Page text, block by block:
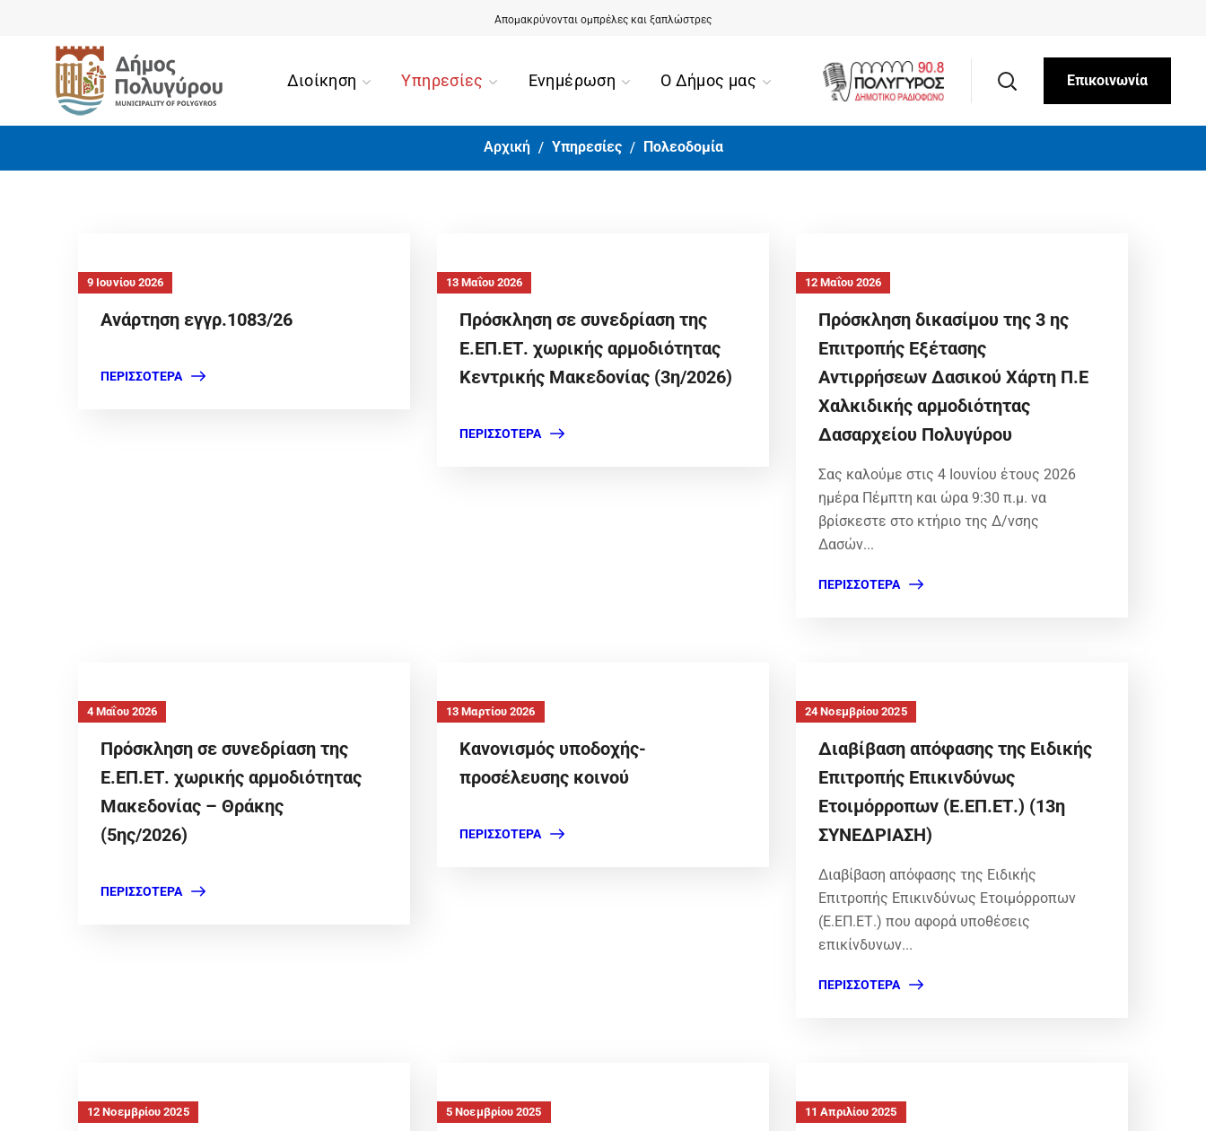
Αίσιο τέλος για την περιπέτεια της 90χρονης από την Ορμύλια
Διοίκηση Υπηρεσίες Ενημέρωση Ο Δήμος μας Επικοινωνία
Αρχική Υπηρεσίες Πολεοδομία
9 Ιουνίου 2026
Ανάρτηση εγγρ.1083/26
ΠΕΡΙΣΣΌΤΕΡΑ
13 Μαΐου 2026
Πρόσκληση σε συνεδρίαση της
Ε.ΕΠ.ΕΤ. χωρικής αρμοδιότητας
Κεντρικής Μακεδονίας (3η/2026)
ΠΕΡΙΣΣΌΤΕΡΑ
12 Μαΐου 2026
Πρόσκληση δικασίμου της 3 ης
Επιτροπής Εξέτασης
Αντιρρήσεων Δασικού Χάρτη Π.Ε
Χαλκιδικής αρμοδιότητας
Δασαρχείου Πολυγύρου
Σας καλούμε στις 4 Ιουνίου έτους 2026
ημέρα Πέμπτη και ώρα 9:30 π.μ. να
βρίσκεστε στο κτήριο της Δ/νσης
Δασών...
ΠΕΡΙΣΣΌΤΕΡΑ
4 Μαΐου 2026
Πρόσκληση σε συνεδρίαση της
Ε.ΕΠ.ΕΤ. χωρικής αρμοδιότητας
Μακεδονίας – Θράκης
(5ης/2026)
ΠΕΡΙΣΣΌΤΕΡΑ
13 Μαρτίου 2026
Κανονισμός υποδοχής-
προσέλευσης κοινού
ΠΕΡΙΣΣΌΤΕΡΑ
24 Νοεμβρίου 2025
Διαβίβαση απόφασης της Ειδικής
Επιτροπής Επικινδύνως
Ετοιμόρροπων (Ε.ΕΠ.ΕΤ.) (13η
ΣΥΝΕΔΡΙΑΣΗ)
Διαβίβαση απόφασης της Ειδικής
Επιτροπής Επικινδύνως Ετοιμόρροπων
(Ε.ΕΠ.ΕΤ.) που αφορά υποθέσεις
επικίνδυνων...
ΠΕΡΙΣΣΌΤΕΡΑ
12 Νοεμβρίου 2025 5 Νοεμβρίου 2025 11 Απριλίου 2025